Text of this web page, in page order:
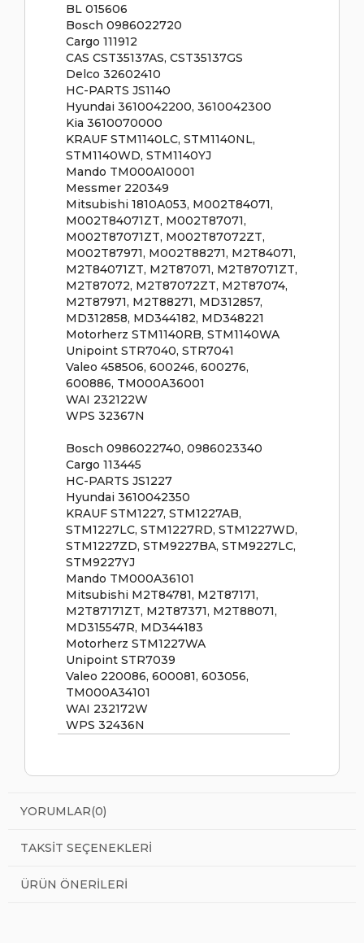
BL 015606
Bosch 0986022720
Cargo 111912
CAS CST35137AS, CST35137GS
Delco 32602410
HC-PARTS JS1140
Hyundai 3610042200, 3610042300
Kia 3610070000
KRAUF STM1140LC, STM1140NL,
STM1140WD, STM1140YJ
Mando TM000A10001
Messmer 220349
Mitsubishi 1810A053, M002T84071,
M002T84071ZT, M002T87071,
M002T87071ZT, M002T87072ZT,
M002T87971, M002T88271, M2T84071,
M2T84071ZT, M2T87071, M2T87071ZT,
M2T87072, M2T87072ZT, M2T87074,
M2T87971, M2T88271, MD312857,
MD312858, MD344182, MD348221
Motorherz STM1140RB, STM1140WA
Unipoint STR7040, STR7041
Valeo 458506, 600246, 600276,
600886, TM000A36001
WAI 232122W
WPS 32367N
Bosch 0986022740, 0986023340
Cargo 113445
HC-PARTS JS1227
Hyundai 3610042350
KRAUF STM1227, STM1227AB,
STM1227LC, STM1227RD, STM1227WD,
STM1227ZD, STM9227BA, STM9227LC,
STM9227YJ
Mando TM000A36101
Mitsubishi M2T84781, M2T87171,
M2T87171ZT, M2T87371, M2T88071,
MD315547R, MD344183
Motorherz STM1227WA
Unipoint STR7039
Valeo 220086, 600081, 603056,
TM000A34101
WAI 232172W
WPS 32436N
YORUMLAR(0)
TAKSIT SEÇENEKLERI
ÜRÜN ÖNERILERI